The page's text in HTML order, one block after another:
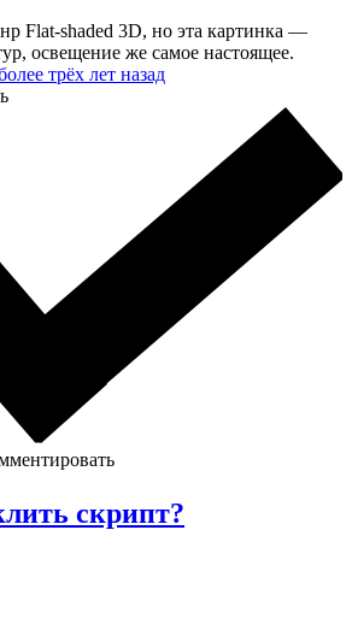
Flat-shaded 3D, но эта картинка —
освещение же самое настоящее.
трёх лет назад
скрипт?